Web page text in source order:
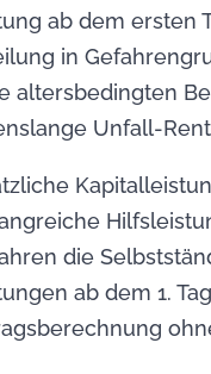
ab dem ersten
in
altersbedingten
Unfall-
die
ab dem 1.